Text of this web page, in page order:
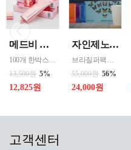
메드비 원더핏 비비 13호 50ml
100개 한박스 도매 상담환영 - 문의 쿠독 -
13,500원 5%
12,825원
자인제노 3종 21입 싱글 로스팅 커피백 13ml 고용량 1케이스 단위 판매
브라질퍼팩트내추럴커피 7개 에티오피아 게데브 워시드커피 7개 콜롬비아 슈가케인 7개
55,000원 56%
24,000원